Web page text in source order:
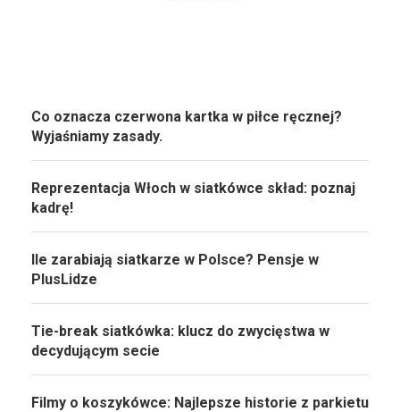
Co oznacza czerwona kartka w piłce ręcznej?
Wyjaśniamy zasady.
Reprezentacja Włoch w siatkówce skład: poznaj
kadrę!
Ile zarabiają siatkarze w Polsce? Pensje w
PlusLidze
Tie-break siatkówka: klucz do zwycięstwa w
decydującym secie
Filmy o koszykówce: Najlepsze historie z parkietu